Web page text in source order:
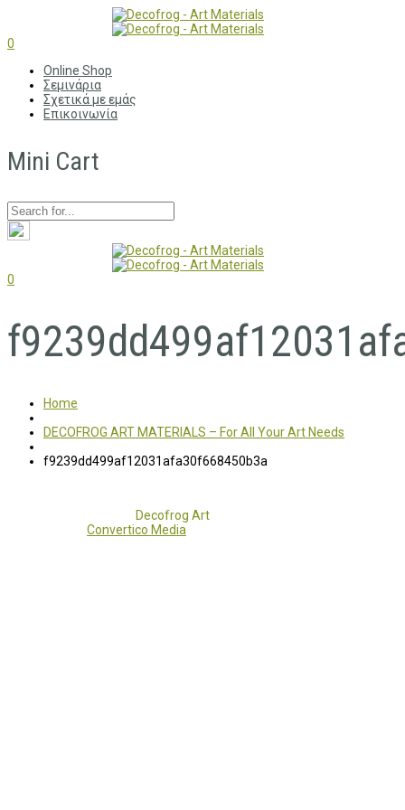
0
Online Shop
Σεμινάρια
Σχετικά με εμάς
Επικοινωνία
Mini Cart
0
Home
DECOFROG ART MATERIALS – For All Your Art Needs
f9239dd499af12031afa30f668450b3a
Decofrog Art
Convertico Media